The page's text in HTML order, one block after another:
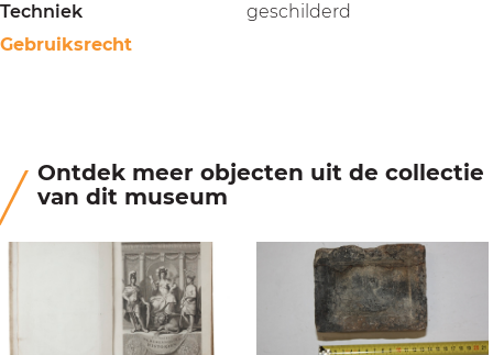
Techniek
geschilderd
Gebruiksrecht
Ontdek meer objecten uit de collectie
van dit museum